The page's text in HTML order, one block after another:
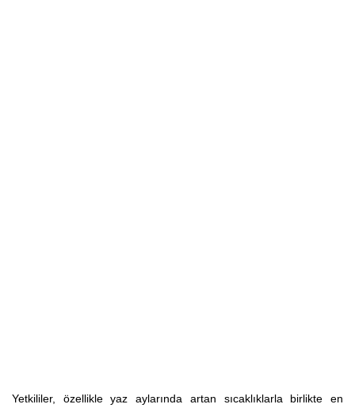
Yetkililer, özellikle yaz aylarında artan sıcaklıklarla birlikte en